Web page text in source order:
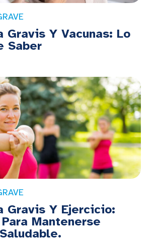
Gravis Y Vacunas: Lo
Saber
Gravis Y Ejercicio:
Mantenerse